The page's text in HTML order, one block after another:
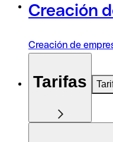
Creación
Creación de
Tarifas